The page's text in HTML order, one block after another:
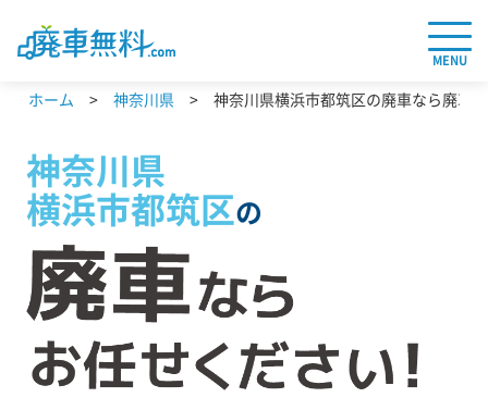
MENU
ホーム 神奈川県 神奈川県横浜市都筑区の廃車なら廃車
神奈川県
横浜市都筑区の